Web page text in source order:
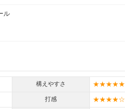
ル
構えやすさ ★★★★★
打感 ★★★★☆